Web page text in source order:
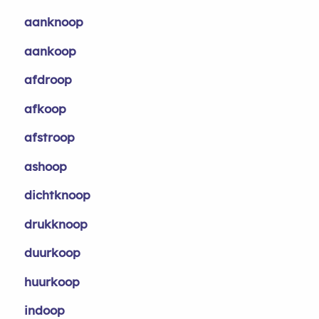
aanknoop
aankoop
afdroop
afkoop
afstroop
ashoop
dichtknoop
drukknoop
duurkoop
huurkoop
indoop